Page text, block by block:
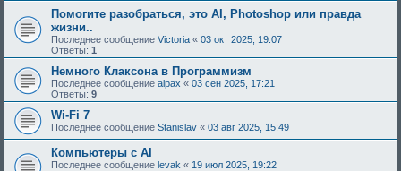
Помогите разобраться, это AI, Photoshop или правда
жизни..
Последнее сообщение Victoria « 03 окт 2025, 19:07
Ответы: 1
Немного Клаксона в Программизм
Последнее сообщение alpax « 03 сен 2025, 17:21
Ответы: 9
Wi-Fi 7
Последнее сообщение Stanislav « 03 авг 2025, 15:49
Компьютеры с AI
Последнее сообщение levak « 19 июл 2025, 19:22